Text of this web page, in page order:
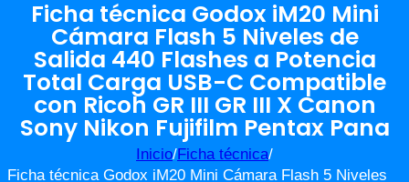
Ficha técnica Godox iM20 Mini
Cámara Flash 5 Niveles de
Salida 440 Flashes a Potencia
Total Carga USB-C Compatible
con Ricoh GR III GR III X Canon
Sony Nikon Fujifilm Pentax Pana
Inicio/Ficha técnica/
Ficha técnica Godox iM20 Mini Cámara Flash 5 Niveles